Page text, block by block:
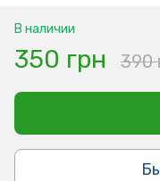
В наличии
350 грн 390